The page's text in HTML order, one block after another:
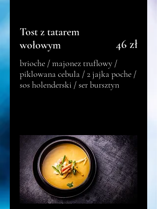
Tost z tatarem
wołowym
brioche / majonez truflowy /
piklowana cebula / 2 jajka poche /
sos holenderski / ser bursztyn
46 zł